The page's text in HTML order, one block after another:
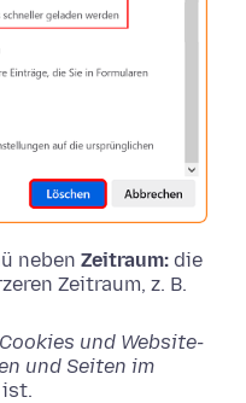
neben Zeitraum: die
Zeitraum, z. B.
Cookies und Website-
und Seiten im
ist.